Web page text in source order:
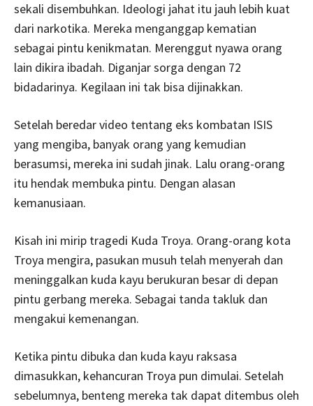
sekali disembuhkan. Ideologi jahat itu jauh lebih kuat
dari narkotika. Mereka menganggap kematian
sebagai pintu kenikmatan. Merenggut nyawa orang
lain dikira ibadah. Diganjar sorga dengan 72
bidadarinya. Kegilaan ini tak bisa dijinakkan.
Setelah beredar video tentang eks kombatan ISIS
yang mengiba, banyak orang yang kemudian
berasumsi, mereka ini sudah jinak. Lalu orang-orang
itu hendak membuka pintu. Dengan alasan
kemanusiaan.
Kisah ini mirip tragedi Kuda Troya. Orang-orang kota
Troya mengira, pasukan musuh telah menyerah dan
meninggalkan kuda kayu berukuran besar di depan
pintu gerbang mereka. Sebagai tanda takluk dan
mengakui kemenangan.
Ketika pintu dibuka dan kuda kayu raksasa
dimasukkan, kehancuran Troya pun dimulai. Setelah
sebelumnya, benteng mereka tak dapat ditembus oleh